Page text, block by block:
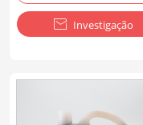
 Investigação